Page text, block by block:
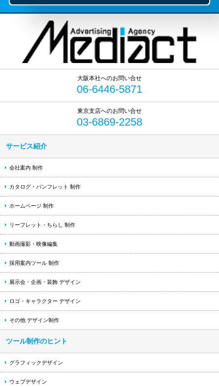
06-6446-5871
03-6869-2258
サービス紹介
会社案内 制作
カタログ・パンフレット 制作
ホームページ 制作
リーフレット・ちらし 制作
動画撮影・映像編集
採用案内ツール 制作
展示会・企画・装飾 デザイン
ロゴ・キャラクター デザイン
その他 デザイン制作
ツール制作のヒント
グラフィックデザイン
ウェブデザイン